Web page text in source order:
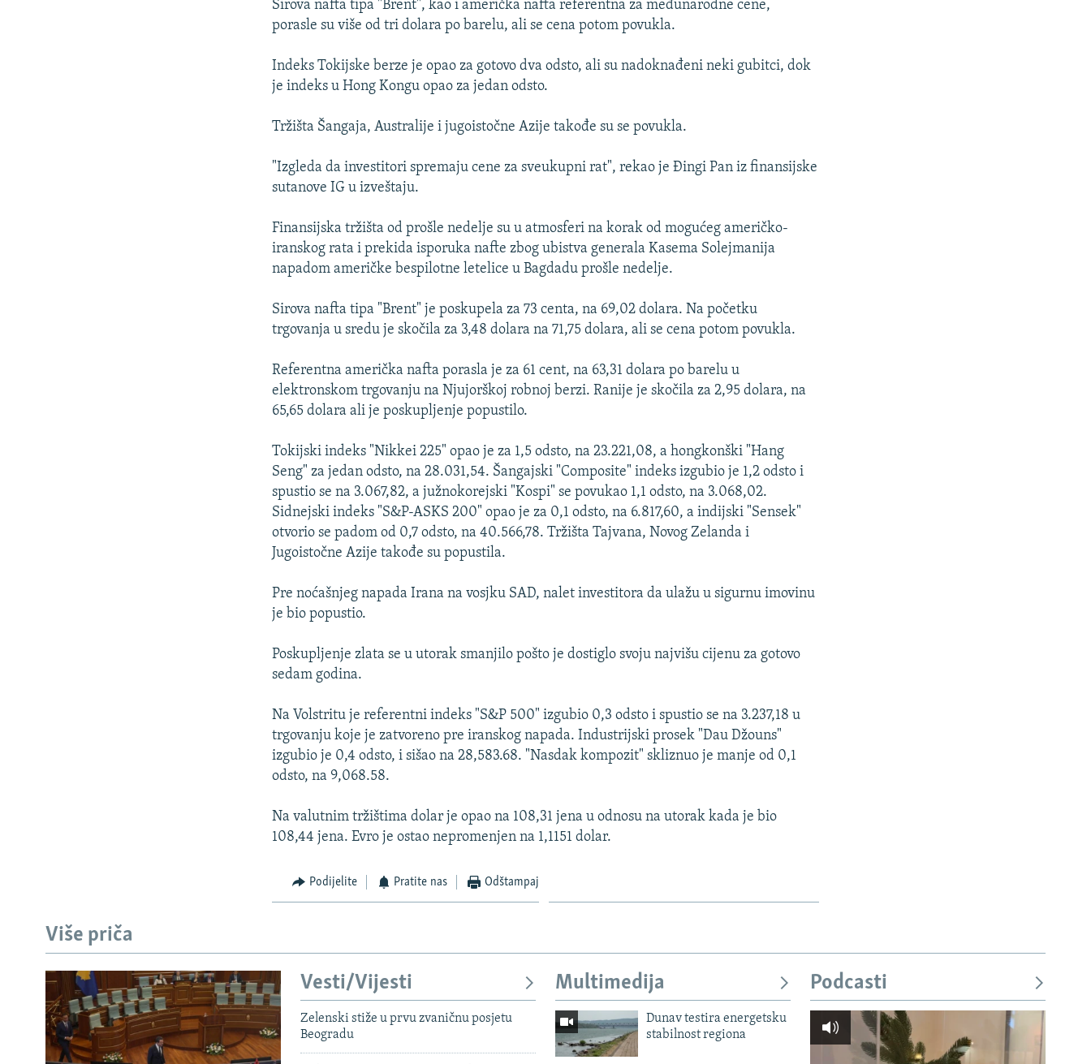
Sirova nafta tipa "Brent", kao i američka nafta referentna za međunarodne cene,
porasle su više od tri dolara po barelu, ali se cena potom povukla.
Indeks Tokijske berze je opao za gotovo dva odsto, ali su nadoknađeni neki gubitci, dok
je indeks u Hong Kongu opao za jedan odsto.
Tržišta Šangaja, Australije i jugoistočne Azije takođe su se povukla.
"Izgleda da investitori spremaju cene za sveukupni rat", rekao je Đingi Pan iz finansijske
sutanove IG u izveštaju.
Finansijska tržišta od prošle nedelje su u atmosferi na korak od mogućeg američko-
iranskog rata i prekida isporuka nafte zbog ubistva generala Kasema Solejmanija
napadom američke bespilotne letelice u Bagdadu prošle nedelje.
Sirova nafta tipa "Brent" je poskupela za 73 centa, na 69,02 dolara. Na početku
trgovanja u sredu je skočila za 3,48 dolara na 71,75 dolara, ali se cena potom povukla.
Referentna američka nafta porasla je za 61 cent, na 63,31 dolara po barelu u
elektronskom trgovanju na Njujorškoj robnoj berzi. Ranije je skočila za 2,95 dolara, na
65,65 dolara ali je poskupljenje popustilo.
Tokijski indeks "Nikkei 225" opao je za 1,5 odsto, na 23.221,08, a hongkonški "Hang
Seng" za jedan odsto, na 28.031,54. Šangajski "Composite" indeks izgubio je 1,2 odsto i
spustio se na 3.067,82, a južnokorejski "Kospi" se povukao 1,1 odsto, na 3.068,02.
Sidnejski indeks "S&P-ASKS 200" opao je za 0,1 odsto, na 6.817,60, a indijski "Sensek"
otvorio se padom od 0,7 odsto, na 40.566,78. Tržišta Tajvana, Novog Zelanda i
Jugoistočne Azije takođe su popustila.
Pre noćašnjeg napada Irana na vosjku SAD, nalet investitora da ulažu u sigurnu imovinu
je bio popustio.
Poskupljenje zlata se u utorak smanjilo pošto je dostiglo svoju najvišu cijenu za gotovo
sedam godina.
Na Volstritu je referentni indeks "S&P 500" izgubio 0,3 odsto i spustio se na 3.237,18 u
trgovanju koje je zatvoreno pre iranskog napada. Industrijski prosek "Dau Džouns"
izgubio je 0,4 odsto, i sišao na 28,583.68. "Nasdak kompozit" skliznuo je manje od 0,1
odsto, na 9,068.58.
Na valutnim tržištima dolar je opao na 108,31 jena u odnosu na utorak kada je bio
108,44 jena. Evro je ostao nepromenjen na 1,1151 dolar.
Podijelite Pratite nas Odštampaj
Više priča
Vesti/Vijesti
Zelenski stiže u prvu zvaničnu posjetu
Beogradu
Multimedija
Dunav testira energetsku
stabilnost regiona
Podcasti